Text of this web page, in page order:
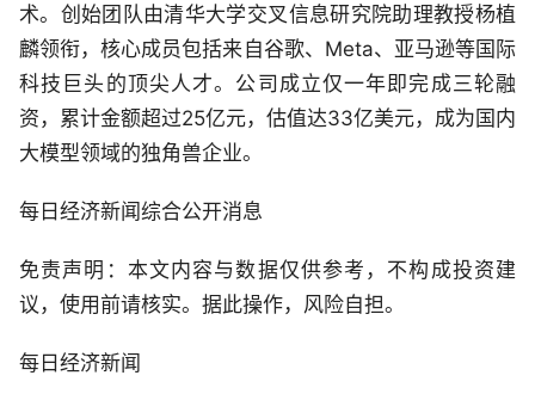
术。创始团队由清华大学交叉信息研究院助理教授杨植
麟领衔，核心成员包括来自谷歌、Meta、亚马逊等国际
科技巨头的顶尖人才。公司成立仅一年即完成三轮融
资，累计金额超过25亿元，估值达33亿美元，成为国内
大模型领域的独角兽企业。
每日经济新闻综合公开消息
免责声明：本文内容与数据仅供参考，不构成投资建
议，使用前请核实。据此操作，风险自担。
每日经济新闻